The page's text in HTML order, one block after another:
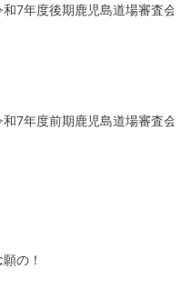
和7年度後期鹿児島道場審査会
和7年度前期鹿児島道場審査会
の！